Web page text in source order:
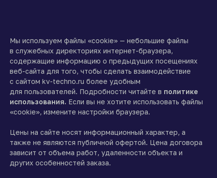
Мы используем файлы «cookie» — небольшие файлы
в служебных директориях интернет-браузера,
содержащие информацию о предыдущих посещениях
веб-сайта для того, чтобы сделать взаимодействие
с сайтом kv-techno.ru более удобным
для пользователей. Подробности читайте в политике
использования. Если вы не хотите использовать файлы
«cookie», измените настройки браузера.
Цены на сайте носят информационный характер, а
также не являются публичной офертой. Цена договора
зависит от объема работ, удаленности объекта и
других особенностей заказа.